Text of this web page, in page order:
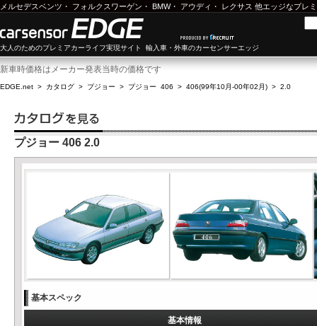
メルセデスベンツ ・ フォルクスワーゲン ・ BMW・ アウディ ・ レクサス 他エッジなプレ
大人のためのプレミアカーライフ実現サイト 輸入車・外車のカーセンサーエッジ
新車時価格はメーカー発表当時の価格です
EDGE.net > カタログ > プジョー > プジョー 406 > 406(99年10月-00年02月) > 2.0
プジョー 406 2.0
基本スペック
基本情報